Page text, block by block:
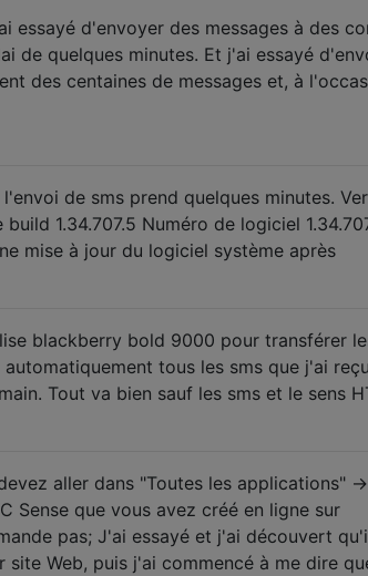
essayé d'envoyer des messages à des
de quelques minutes. Et j'ai essayé
des centaines de messages et, à
de sms prend quelques minutes.
1.34.707.5 Numéro de logiciel
mise à jour du logiciel système après
blackberry bold 9000 pour transférer
tous les sms que j'ai
Tout va bien sauf les sms et le sens
aller dans "Toutes les applications" -
Sense que vous avez créé en ligne sur
pas; J'ai essayé et j'ai découvert
Web, puis j'ai commencé à me dire